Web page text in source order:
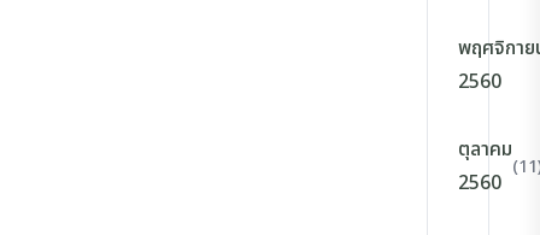
พฤศจิกาย
2560
ตุลาคม
2560